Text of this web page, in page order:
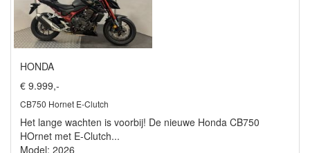
HONDA
€ 9.999,-
CB750 Hornet E-Clutch
Het lange wachten is voorbij! De nieuwe Honda CB750
HOrnet met E-Clutch...
Model: 2026